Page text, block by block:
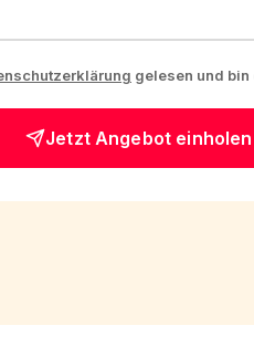
gelesen und
Jetzt Angebot einholen